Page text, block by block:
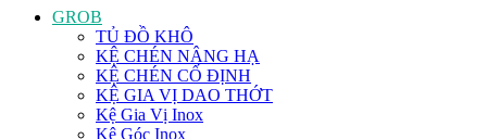
GROB
TỦ ĐỒ KHÔ
KỆ CHÉN NÂNG HẠ
KỆ CHÉN CỐ ĐỊNH
KỆ GIA VỊ DAO THỚT
Kệ Gia Vị Inox
Kệ Góc Inox